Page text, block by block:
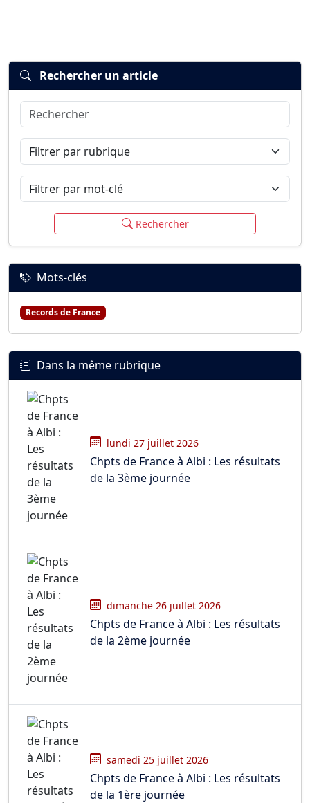
Connexion
Rechercher un article
Rechercher
Filtrer par rubrique
Filtrer par mot-clé
Rechercher
Mots-clés
Records de France
Dans la même rubrique
lundi 27 juillet 2026
Chpts de France à Albi : Les résultats
de la 3ème journée
dimanche 26 juillet 2026
Chpts de France à Albi : Les résultats
de la 2ème journée
samedi 25 juillet 2026
Chpts de France à Albi : Les résultats
de la 1ère journée